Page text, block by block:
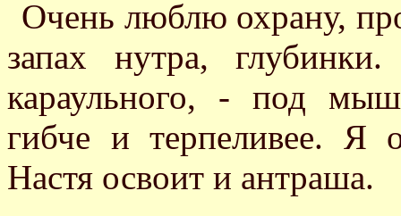
Очень люблю охрану,
запах нутра,
караульного, - под
гибче и терпеливее. Я
Настя освоит и антраша.